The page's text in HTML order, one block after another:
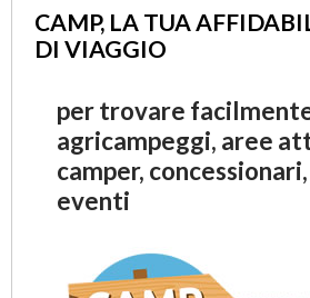
CAMP, LA TUA
DI VIAGGIO
per trovare
agricampeggi, aree
camper,
eventi